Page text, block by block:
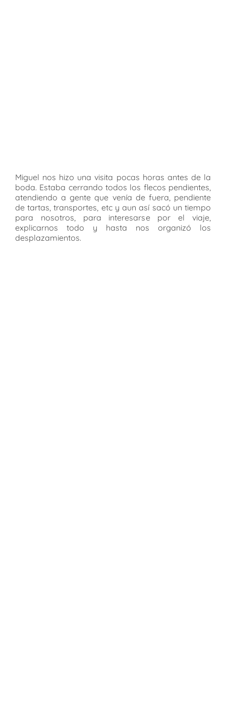
Miguel nos hizo una visita pocas horas antes de la
boda. Estaba cerrando todos los flecos pendientes,
atendiendo a gente que venía de fuera, pendiente
de tartas, transportes, etc y aun así sacó un tiempo
para nosotros, para interesarse por el viaje,
explicarnos todo y hasta nos organizó los
desplazamientos.